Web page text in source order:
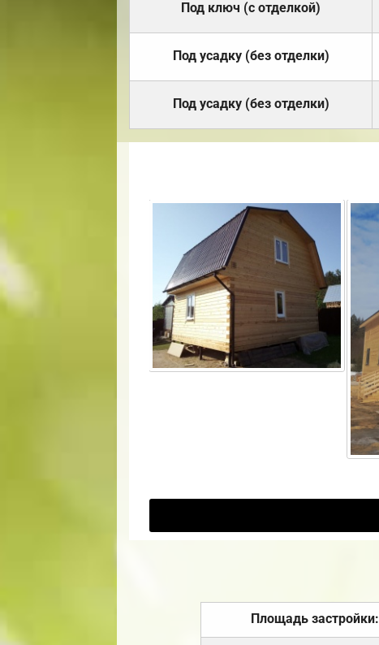
Под ключ (с отделкой)
Под усадку (без отделки)
Под усадку (без отделки)
Площадь застройки: